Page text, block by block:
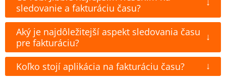
sledovanie a fakturáciu času?
Aký je najdôležitejší aspekt sledovania času
pre fakturáciu?
↓
Koľko stojí aplikácia na fakturáciu času? ↓